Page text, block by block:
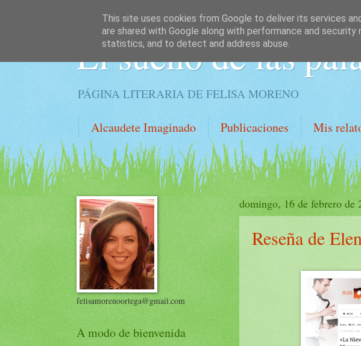
El sueño de las
PÁGINA LITERARIA DE FELISA MORENO
Alcaudete Imaginado Publicaciones Mis
domingo, 16 de febrero de
Reseña de
felisamorenoortega@gmail.com
A modo de bienvenida
This site uses cookies from Google to deliver its services
are shared with Google along with performance and
statistics, and to detect and address abuse.